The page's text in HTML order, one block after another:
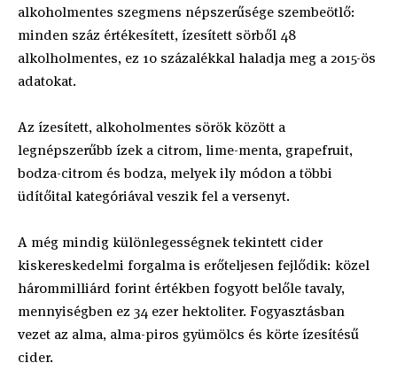
alkoholmentes szegmens népszerűsége szembeötlő:
minden száz értékesített, ízesített sörből 48
alkolholmentes, ez 10 százalékkal haladja meg a 2015-ös
adatokat.
Az ízesített, alkoholmentes sörök között a
legnépszerűbb ízek a citrom, lime-menta, grapefruit,
bodza-citrom és bodza, melyek ily módon a többi
üdítőital kategóriával veszik fel a versenyt.
A még mindig különlegességnek tekintett cider
kiskereskedelmi forgalma is erőteljesen fejlődik: közel
hárommilliárd forint értékben fogyott belőle tavaly,
mennyiségben ez 34 ezer hektoliter. Fogyasztásban
vezet az alma, alma-piros gyümölcs és körte ízesítésű
cider.